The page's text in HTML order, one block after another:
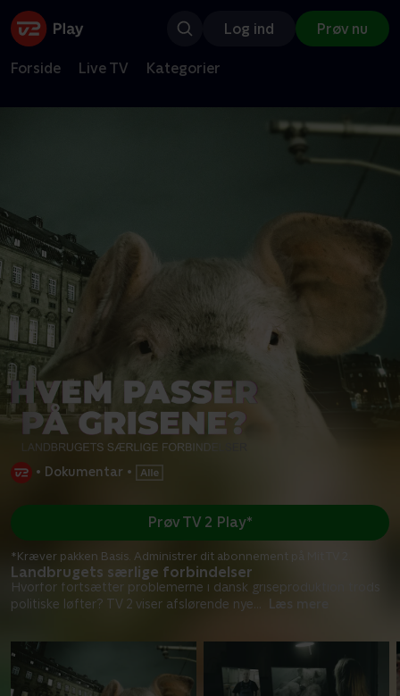
Log ind Prøv nu
Forside Live TV Kategorier
• Dokumentar •
Landbrugets særlige forbindelser
Hvorfor fortsætter problemerne i dansk griseproduktion trods
politiske løfter? TV 2 viser afslørende nye
Læs mere
Prøv TV 2 Play*
*Kræver pakken Basis. Administrer dit abonnement på Mit TV 2.